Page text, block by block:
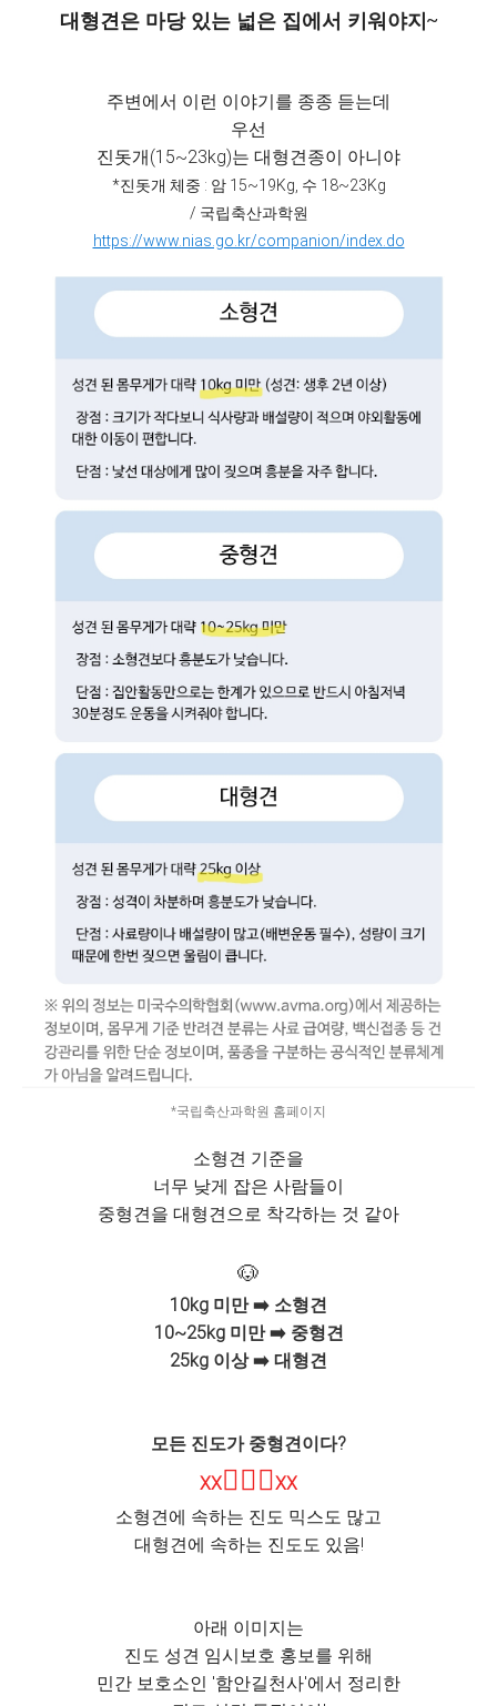
대형견은 마당 있는 넓은 집에서 키워야지~
주변에서 이런 이야기를 종종 듣는데
우선
진돗개(15~23kg)는 대형견종이 아니야
*진돗개 체중 : 암 15~19Kg, 수 18~23Kg
/ 국립축산과학원
https://www.nias.go.kr/companion/index.do
*국립축산과학원 홈페이지
소형견 기준을
너무 낮게 잡은 사람들이
중형견을 대형견으로 착각하는 것 같아
🐶
10kg 미만 ➡️ 소형견
10~25kg 미만 ➡️ 중형견
25kg 이상 ➡️ 대형견
모든 진도가 중형견이다?
XX🙅🏻‍♀️XX
소형견에 속하는 진도 믹스도 많고
대형견에 속하는 진도도 있음!
아래 이미지는
진도 성견 임시보호 홍보를 위해
민간 보호소인 '함안길천사'에서 정리한